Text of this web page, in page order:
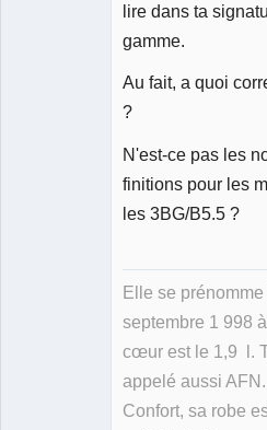
lire dans ta
gamme.
Au fait, a quoi
?
N'est-ce pas les
finitions pour les
les 3BG/B5.5 ?
Elle se
septembre 1 998
cœur est le 1,9 l.
appelé aussi
Confort, sa robe